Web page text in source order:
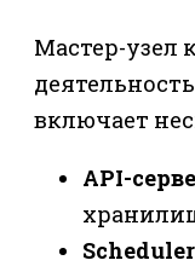
Мастер-узел
включает
API-